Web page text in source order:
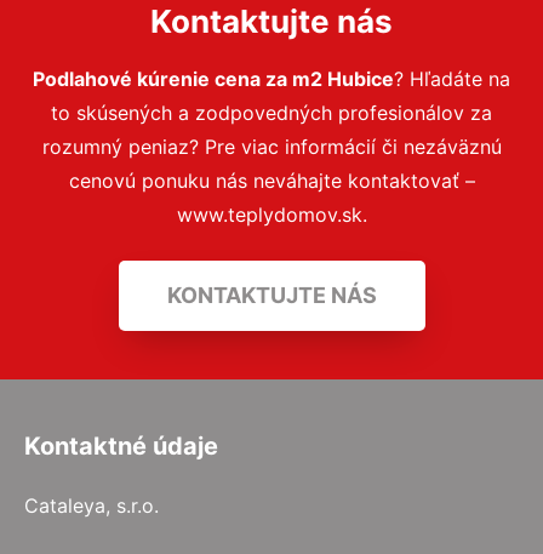
Kontaktujte nás
Podlahové kúrenie cena za m2 Hubice? Hľadáte na
to skúsených a zodpovedných profesionálov za
rozumný peniaz? Pre viac informácií či nezáväznú
cenovú ponuku nás neváhajte kontaktovať –
www.teplydomov.sk.
KONTAKTUJTE NÁS
Kontaktné údaje
Cataleya, s.r.o.